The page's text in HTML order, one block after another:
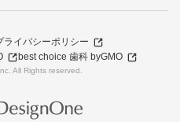
ライバシーポリシー
best choice 歯科 byGMO
All Rights reserved.